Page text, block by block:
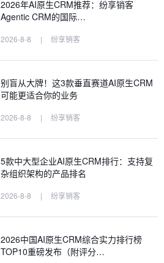
2026年AI原生CRM推荐：纷享销客
Agentic CRM的国际…
2026-8-8 | 纷享销客
别盲从大牌！这3款垂直赛道AI原生CRM
可能更适合你的业务
2026-8-8 | 纷享销客
5款中大型企业AI原生CRM排行：支持复
杂组织架构的产品排名
2026-8-8 | 纷享销客
2026中国AI原生CRM综合实力排行榜
TOP10重磅发布（附评分…